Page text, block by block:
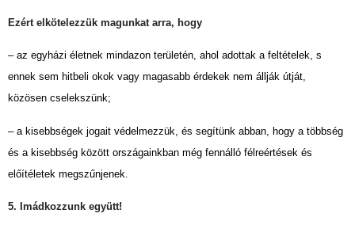
Ezért elkötelezzük magunkat arra, hogy
– az egyházi életnek mindazon területén, ahol adottak a feltételek, s
ennek sem hitbeli okok vagy magasabb érdekek nem állják útját,
közösen cselekszünk;
– a kisebbségek jogait védelmezzük, és segítünk abban, hogy a többség
és a kisebbség között országainkban még fennálló félreértések és
előítéletek megszűnjenek.
5. Imádkozzunk együtt!